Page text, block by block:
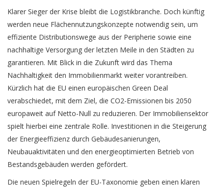
Klarer Sieger der Krise bleibt die Logistikbranche. Doch künftig
werden neue Flächennutzungskonzepte notwendig sein, um
effiziente Distributionswege aus der Peripherie sowie eine
nachhaltige Versorgung der letzten Meile in den Städten zu
garantieren. Mit Blick in die Zukunft wird das Thema
Nachhaltigkeit den Immobilienmarkt weiter vorantreiben.
Kürzlich hat die EU einen europäischen Green Deal
verabschiedet, mit dem Ziel, die CO2-Emissionen bis 2050
europaweit auf Netto-Null zu reduzieren. Der Immobiliensektor
spielt hierbei eine zentrale Rolle. Investitionen in die Steigerung
der Energieeffizienz durch Gebäudesanierungen,
Neubauaktivitäten und den energieoptimierten Betrieb von
Bestandsgebäuden werden gefördert.
Die neuen Spielregeln der EU-Taxonomie geben einen klaren